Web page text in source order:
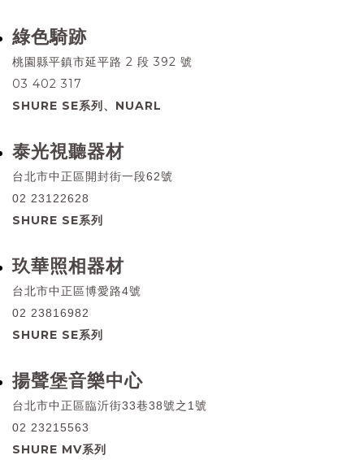
綠色騎跡
桃園縣平鎮市延平路 2 段 392 號
03 402 317
SHURE SE系列、NUARL
泰光視聽器材
台北市中正區開封街一段62號
02 23122628
SHURE SE系列
玖華照相器材
台北市中正區博愛路4號
02 23816982
SHURE SE系列
揚聲堡音樂中心
台北市中正區臨沂街33巷38號之1號
02 23215563
SHURE MV系列